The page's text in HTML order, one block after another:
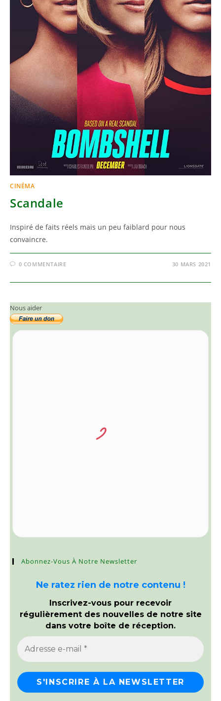
CINÉMA
Scandale
Inspiré de faits réels mais un peu faiblard pour nous
convaincre.
0 COMMENTAIRE 30 MARS 2021
Nous aider
Abonnez-Vous À Notre Newsletter
Ne ratez rien de notre contenu !
Inscrivez-vous pour recevoir
régulièrement des nouvelles de notre site
dans votre boîte de réception.